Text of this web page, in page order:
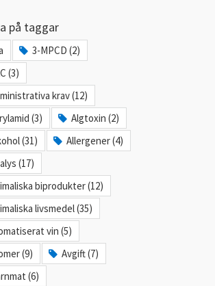
på taggar
3-MPCD (2)
(3)
krav (12)
(3)
Algtoxin (2)
(31)
Allergener (4)
(17)
biprodukter (12)
livsmedel (35)
vin (5)
(9)
Avgift (7)
(6)